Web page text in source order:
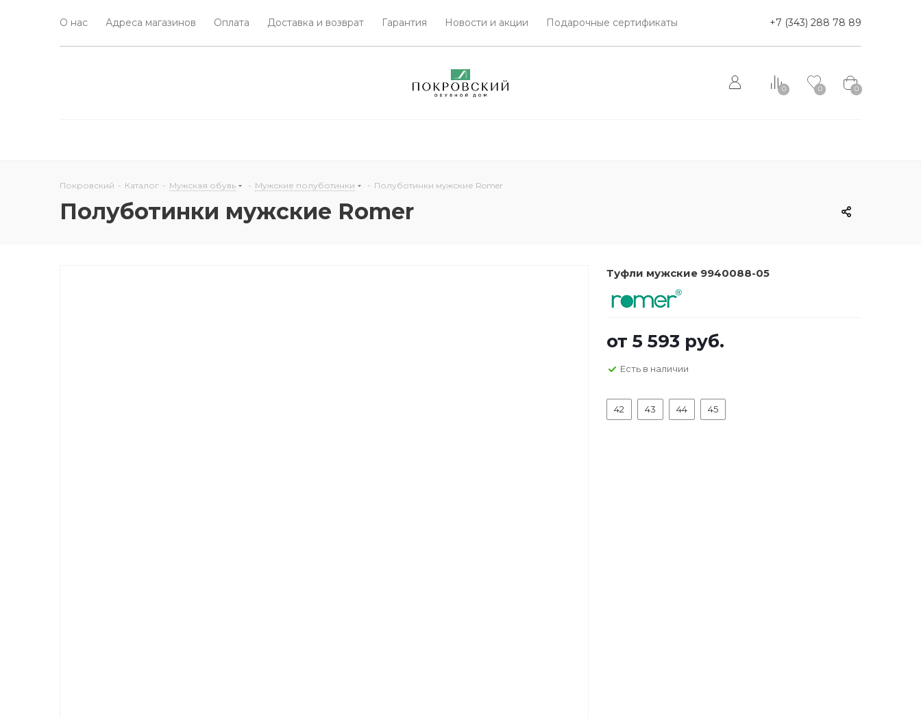
О нас Адреса магазинов Оплата Доставка и возврат Гарантия Новости и акции Подарочные сертификаты +7 (343) 288 78 89
0 0 0
Покровский - Каталог - Мужская обувь - Мужские полуботинки - Полуботинки мужские Romer
Полуботинки мужские Romer
Туфли мужские 9940088-05
от5 593 руб.
Есть в наличии
42 43 44 45